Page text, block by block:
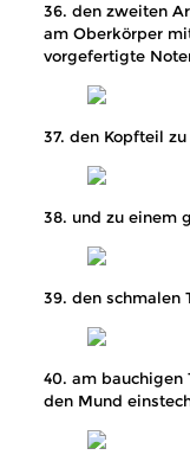
36. den zweiten
am Oberkörper
vorgefertigte
37. den Kopfteil
38. und zu einem
39. den schmalen
40. am bauchigen
den Mund